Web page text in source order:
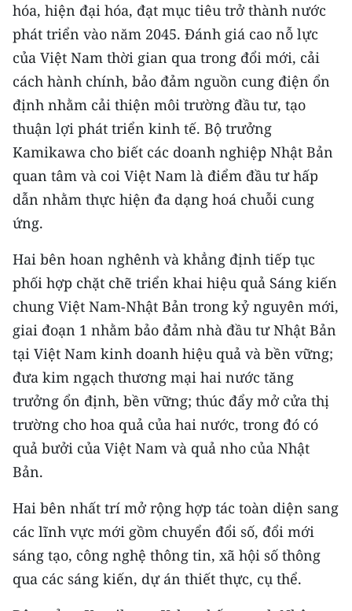
VỀ BÁO NHÂN DÂN
THỜI NAY
NHÂN DÂN CUỐI TUẦN
NHÂN DÂN HẰNG THÁNG
MUA BÁO
ĐỌC BÁO IN
ENGLISH
中文
FRANÇAIS
РУССКИЙ
ESPAÑOL
한국어
hóa, hiện đại hóa, đạt mục tiêu trở thành nước
phát triển vào năm 2045. Đánh giá cao nỗ lực
của Việt Nam thời gian qua trong đổi mới, cải
cách hành chính, bảo đảm nguồn cung điện ổn
định nhằm cải thiện môi trường đầu tư, tạo
thuận lợi phát triển kinh tế. Bộ trưởng
Kamikawa cho biết các doanh nghiệp Nhật Bản
quan tâm và coi Việt Nam là điểm đầu tư hấp
dẫn nhằm thực hiện đa dạng hoá chuỗi cung
ứng.
Hai bên hoan nghênh và khẳng định tiếp tục
phối hợp chặt chẽ triển khai hiệu quả Sáng kiến
chung Việt Nam-Nhật Bản trong kỷ nguyên mới,
giai đoạn 1 nhằm bảo đảm nhà đầu tư Nhật Bản
tại Việt Nam kinh doanh hiệu quả và bền vững;
đưa kim ngạch thương mại hai nước tăng
trưởng ổn định, bền vững; thúc đẩy mở cửa thị
trường cho hoa quả của hai nước, trong đó có
quả bưởi của Việt Nam và quả nho của Nhật
Bản.
Hai bên nhất trí mở rộng hợp tác toàn diện sang
các lĩnh vực mới gồm chuyển đổi số, đổi mới
sáng tạo, công nghệ thông tin, xã hội số thông
qua các sáng kiến, dự án thiết thực, cụ thể.